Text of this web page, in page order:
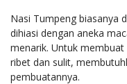
Nasi Tumpeng biasanya
dihiasi dengan aneka
menarik. Untuk
ribet dan sulit,
pembuatannya.